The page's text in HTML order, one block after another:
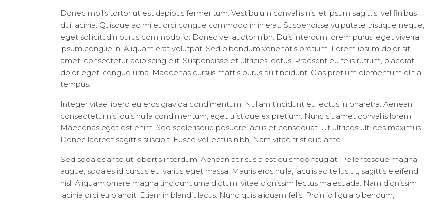
Donec mollis tortor ut est dapibus fermentum. Vestibulum convallis nisl et ipsum sagittis, vel finibus
dui lacinia. Quisque ac mi et orci congue commodo in in erat. Suspendisse vulputate tristique neque,
eget sollicitudin purus commodo id. Donec vel auctor nibh. Duis interdum lorem purus, eget viverra
ipsum congue in. Aliquam erat volutpat. Sed bibendum venenatis pretium. Lorem ipsum dolor sit
amet, consectetur adipiscing elit. Suspendisse et ultricies lectus. Praesent eu felis rutrum, placerat
dolor eget, congue urna. Maecenas cursus mattis purus eu tincidunt. Cras pretium elementum elit a
tempus.
Integer vitae libero eu eros gravida condimentum. Nullam tincidunt eu lectus in pharetra. Aenean
consectetur nisi quis nulla condimentum, eget tristique ex pretium. Nunc sit amet convallis lorem.
Maecenas eget est enim. Sed scelerisque posuere lacus et consequat. Ut ultrices ultrices maximus.
Donec laoreet sagittis suscipit. Fusce vel lectus nibh. Nam vitae tristique ante.
Sed sodales ante ut lobortis interdum. Aenean at risus a est euismod feugiat. Pellentesque magna
augue, sodales id cursus eu, varius eget massa. Mauris eros nulla, iaculis ac tellus ut, sagittis eleifend
nisl. Aliquam ornare magna tincidunt urna dictum, vitae dignissim lectus malesuada. Nam dignissim
lacinia orci eu blandit. Etiam in blandit lacus. Nunc quis aliquam felis. Proin id ligula bibendum,